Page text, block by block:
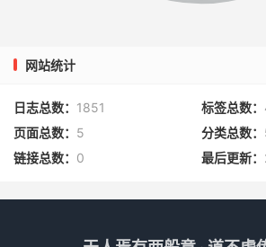
网站统计
日志总数： 1851 标签总数：
页面总数： 5 分类总数：
链接总数： 0 最后更新：